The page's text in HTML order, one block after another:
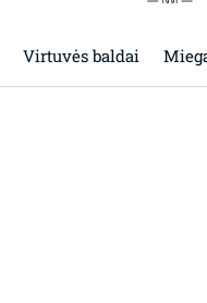
Virtuvės baldai